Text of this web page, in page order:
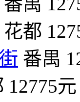
花都
番禺
12775元